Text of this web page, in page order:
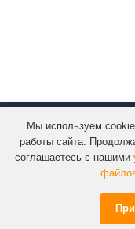
Мы используем
работы сайта.
соглашаетесь с нашими